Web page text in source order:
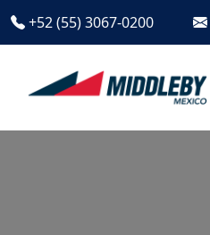
+52 (55) 3067-0200